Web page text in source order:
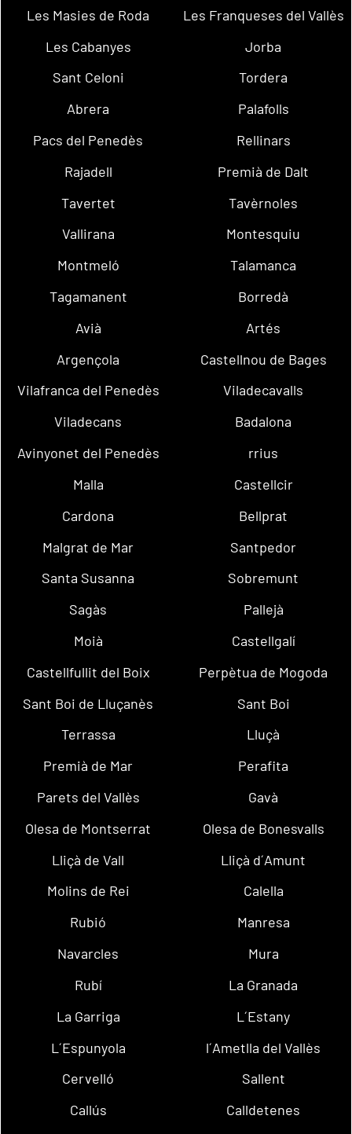
Les Masies de Roda
Les Franqueses del Vallès
Les Cabanyes
Jorba
Sant Celoni
Tordera
Abrera
Palafolls
Pacs del Penedès
Rellinars
Rajadell
Premià de Dalt
Tavertet
Tavèrnoles
Vallirana
Montesquiu
Montmeló
Talamanca
Tagamanent
Borredà
Avià
Artés
Argençola
Castellnou de Bages
Vilafranca del Penedès
Viladecavalls
Viladecans
Badalona
Avinyonet del Penedès
rrius
Malla
Castellcir
Cardona
Bellprat
Malgrat de Mar
Santpedor
Santa Susanna
Sobremunt
Sagàs
Pallejà
Moià
Castellgalí
Castellfullit del Boix
Perpètua de Mogoda
Sant Boi de Lluçanès
Sant Boi
Terrassa
Lluçà
Premià de Mar
Perafita
Parets del Vallès
Gavà
Olesa de Montserrat
Olesa de Bonesvalls
Lliçà de Vall
Lliçà d´Amunt
Molins de Rei
Calella
Rubió
Manresa
Navarcles
Mura
Rubí
La Granada
La Garriga
L´Estany
L´Espunyola
l´Ametlla del Vallès
Cervelló
Sallent
Callús
Calldetenes